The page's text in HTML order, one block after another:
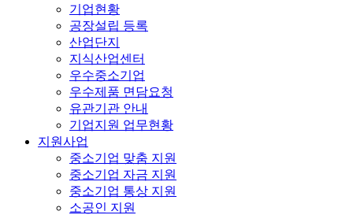
기업현황
공장설립 등록
산업단지
지식산업센터
우수중소기업
우수제품 면담요청
유관기관 안내
기업지원 업무현황
지원사업
중소기업 맞춤 지원
중소기업 자금 지원
중소기업 통상 지원
소공인 지원